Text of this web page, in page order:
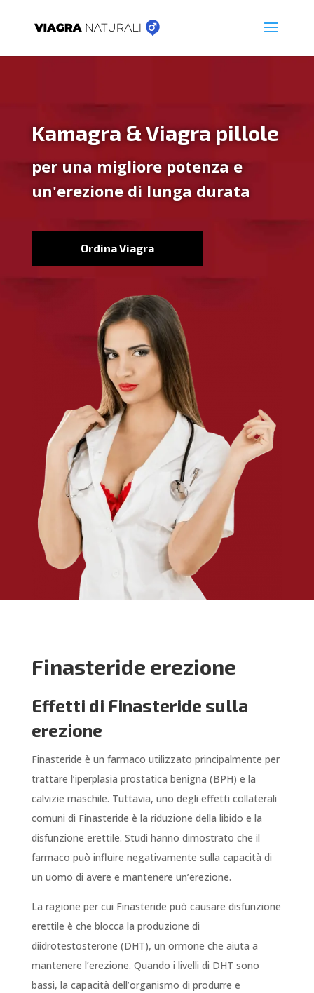
Kamagra & Viagra pillole
per una migliore potenza e
un'erezione di lunga durata
Ordina Viagra
Finasteride erezione
Effetti di Finasteride sulla
erezione
Finasteride è un farmaco utilizzato principalmente per
trattare l’iperplasia prostatica benigna (BPH) e la
calvizie maschile. Tuttavia, uno degli effetti collaterali
comuni di Finasteride è la riduzione della libido e la
disfunzione erettile. Studi hanno dimostrato che il
farmaco può influire negativamente sulla capacità di
un uomo di avere e mantenere un’erezione.
La ragione per cui Finasteride può causare disfunzione
erettile è che blocca la produzione di
diidrotestosterone (DHT), un ormone che aiuta a
mantenere l’erezione. Quando i livelli di DHT sono
bassi, la capacità dell’organismo di produrre e